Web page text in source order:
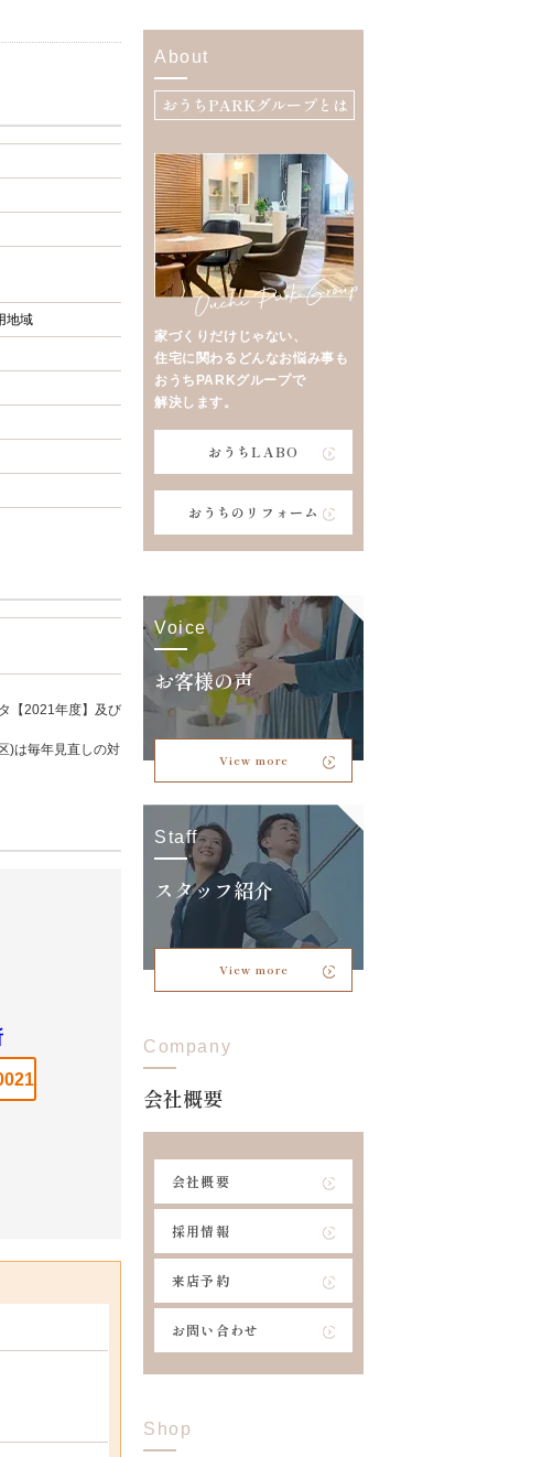
地域
【2021年度】及び
)は毎年見直しの対
About
おうちPARKグループとは
家づくりだけじゃない、
住宅に関わるどんなお悩み事も
おうちPARKグループで
解決します。
おうちLABO
おうちのリフォーム
Voice
お客様の声
View more
Staff
スタッフ紹介
View more
Company
会社概要
会社概要
採用情報
来店予約
お問い合わせ
Shop